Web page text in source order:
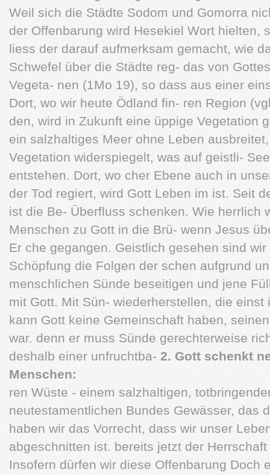
Weil sich die Städte Sodom und Gomorra
der Offenbarung wird Hesekiel Wort hielten,
liess der darauf aufmerksam gemacht, wie
Schwefel über die Städte reg- das von
Vegeta- nen (1Mo 19), so dass aus einer
Dort, wo wir heute Ödland fin- ren Region
den, wird in Zukunft eine üppige Vegetation
ein salzhaltiges Meer ohne Leben
Vegetation widerspiegelt, was auf geistli-
entstehen. Dort, wo cher Ebene auch in
der Tod regiert, wird Gott Leben im ist. Seit
ist die Be- Überfluss schenken. Wie herrlich
Menschen zu Gott in die Brü- wenn Jesus
Er che gegangen. Geistlich gesehen sind
Schöpfung die Folgen der schen aufgrund
menschlichen Sünde beseitigen und jene
mit Gott. Mit Sün- wiederherstellen, die einst
kann Gott keine Gemeinschaft haben,
war. denn er muss Sünde gerechterweise
deshalb einer unfruchtba- 2. Gott schenkt
Menschen:
ren Wüste - einem salzhaltigen,
neutestamentlichen Bundes Gewässer, das
haben wir das Vorrecht, dass wir unser
abgeschnitten ist. bereits jetzt der
Insofern dürfen wir diese Offenbarung Doch